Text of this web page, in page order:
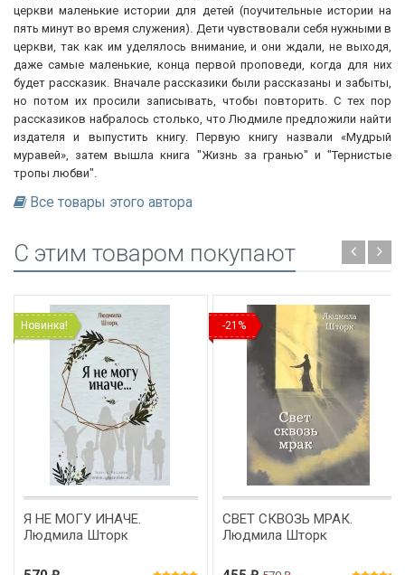
церкви маленькие истории для детей (поучительные истории на
пять минут во время служения). Дети чувствовали себя нужными в
церкви, так как им уделялось внимание, и они ждали, не выходя,
даже самые маленькие, конца первой проповеди, когда для них
будет рассказик. Вначале рассказики были рассказаны и забыты,
но потом их просили записывать, чтобы повторить. С тех пор
рассказиков набралось столько, что Людмиле предложили найти
издателя и выпустить книгу. Первую книгу назвали «Мудрый
муравей», затем вышла книга "Жизнь за гранью" и "Тернистые
тропы любви".
Все товары этого автора
C этим товаром покупают
Новинка!
Я НЕ МОГУ ИНАЧЕ.
Людмила Шторк
-21%
СВЕТ СКВОЗЬ МРАК.
Людмила Шторк